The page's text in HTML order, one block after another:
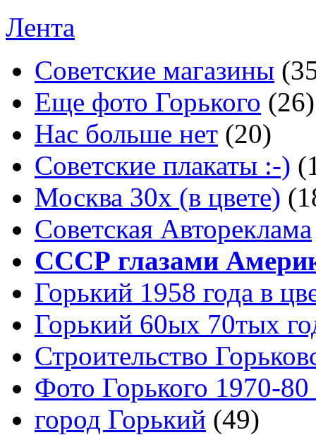
Лента
Советские магазины
Еще фото Горького (26)
Нас больше нет (20)
Советские плакаты :-)
Москва 30x (в цвете)
Советская Автореклама
СССР глазами
Горький 1958 года в
Горький 60ых 70тых
Строительство
Фото Горького 1970-80
город Горький (49)